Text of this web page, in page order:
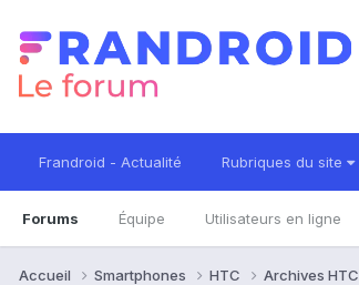
Frandroid - Actualité Rubriques du site
Forums Équipe Utilisateurs en ligne
Accueil Smartphones HTC Archives HTC